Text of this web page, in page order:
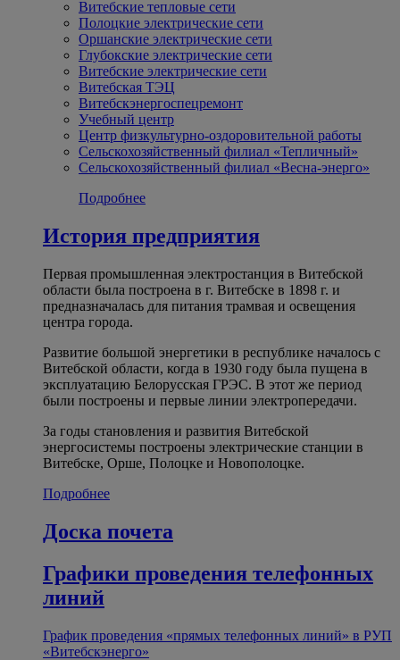
Витебские тепловые сети
Полоцкие электрические сети
Оршанские электрические сети
Глубокские электрические сети
Витебские электрические сети
Витебская ТЭЦ
Витебскэнергоспецремонт
Учебный центр
Центр физкультурно-оздоровительной работы
Сельскохозяйственный филиал «Тепличный»
Сельскохозяйственный филиал «Весна-энерго»
Подробнее
История предприятия
Первая промышленная электростанция в Витебской
области была построена в г. Витебске в 1898 г. и
предназначалась для питания трамвая и освещения
центра города.
Развитие большой энергетики в республике началось с
Витебской области, когда в 1930 году была пущена в
эксплуатацию Белорусская ГРЭС. В этот же период
были построены и первые линии электропередачи.
За годы становления и развития Витебской
энергосистемы построены электрические станции в
Витебске, Орше, Полоцке и Новополоцке.
Подробнее
Доска почета
Графики проведения телефонных
линий
График проведения «прямых телефонных линий» в РУП
«Витебскэнерго»